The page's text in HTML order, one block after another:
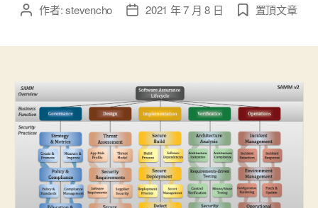
文 作者:stevencho
文
期
2021 年 7 月 8 日 置頂文章